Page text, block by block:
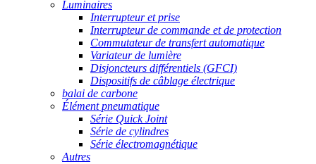
Luminaires
Interrupteur et prise
Interrupteur de commande et de protection
Commutateur de transfert automatique
Variateur de lumière
Disjoncteurs différentiels (GFCI)
Dispositifs de câblage électrique
balai de carbone
Élément pneumatique
Série Quick Joint
Série de cylindres
Série électromagnétique
Autres